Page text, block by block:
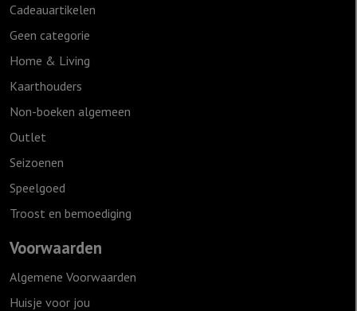
Cadeauartikelen
Geen categorie
Home & Living
Kaarthouders
Non-boeken algemeen
Outlet
Seizoenen
Speelgoed
Troost en bemoediging
Voorwaarden
Algemene Voorwaarden
Huisje voor jou